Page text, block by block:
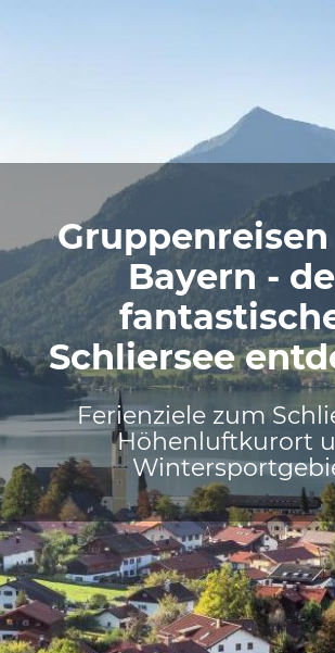
Bayern -
Schliersee
Ferienziele zum
Höhenluftkurort